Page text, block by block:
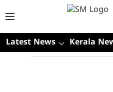
Latest News Kerala